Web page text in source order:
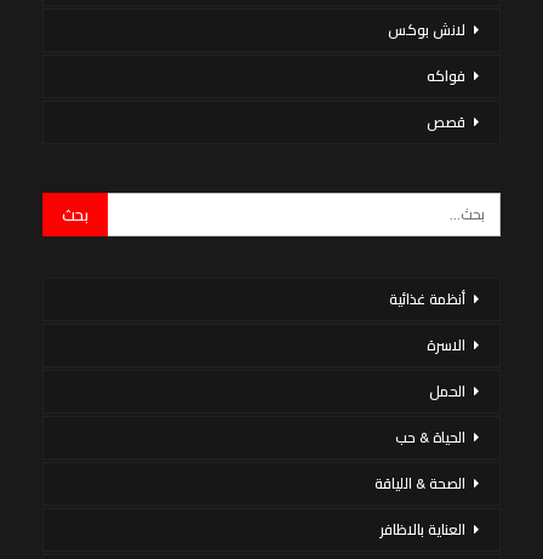
لانش بوكس
فواكه
قصص
أنظمة غذائية
الاسرة
الحمل
الحياة & حب
الصحة & اللياقة
العناية بالاظافر